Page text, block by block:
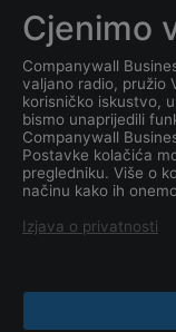
Koji
Koji
PLAV
Cjenimo
Companywall
valjano radio, pružio
korisničko iskustvo,
bismo unaprijedili
Companywall
Postavke kolačića
pregledniku. Više o
načinu kako ih
Izjava o privatnosti